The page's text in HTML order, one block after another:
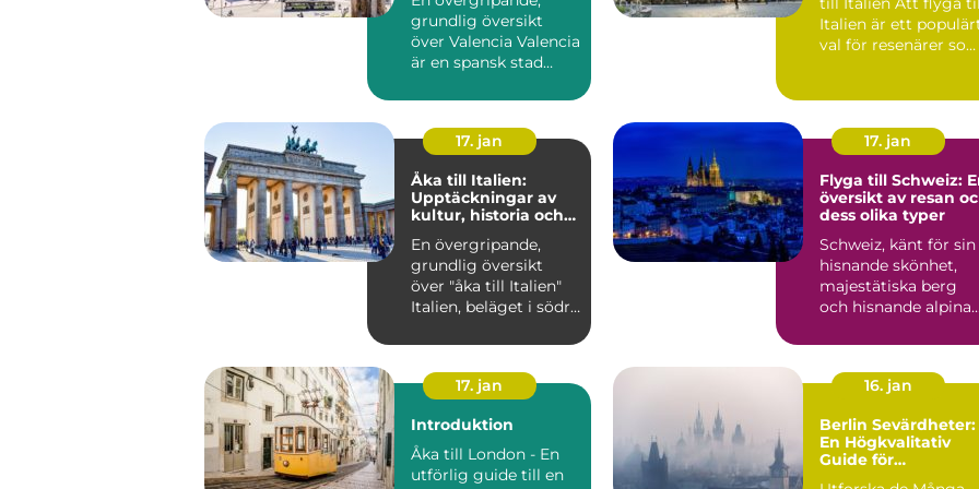
grundlig översikt
över Valencia Valencia
är en spansk stad
Medelhavets...
Italien är ett
val för resenärer som
17. jan
Åka till Italien:
Upptäckningar av
kultur, historia och
En övergripande,
grundlig översikt
över "åka till Italien"
Italien, beläget i södra
17. jan
Flyga till Schweiz:
översikt av resan
dess olika typer
Schweiz, känt för sin
hisnande skönhet,
majestätiska berg
och hisnande alpina
besök...
17. jan
Introduktion
Åka till London - En
utförlig guide till en
16. jan
Berlin Sevärdheter:
En Högkvalitativ
Guide för